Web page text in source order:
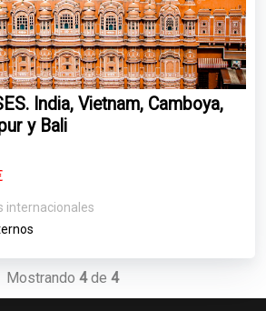
India, Vietnam, Camboya,
y Bali
internacionales
Mostrando 4de 4